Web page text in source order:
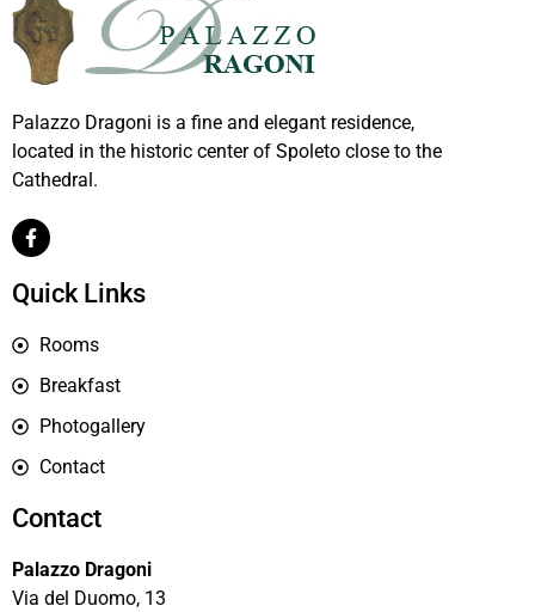
Palazzo Dragoni is a fine and elegant residence,
located in the historic center of Spoleto close to the
Cathedral.
Quick Links
Rooms
Breakfast
Photogallery
Contact
Contact
Palazzo Dragoni
Via del Duomo, 13